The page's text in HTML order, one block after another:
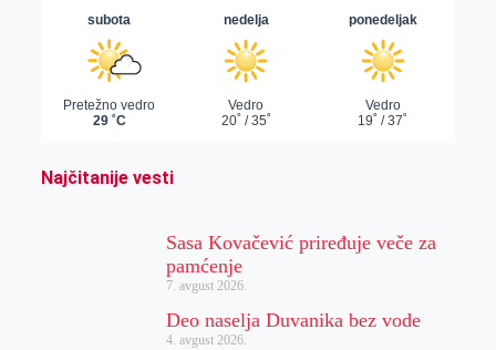
Najčitanije vesti
Sasa Kovačević priređuje veče za
pamćenje
7. avgust 2026.
Deo naselja Duvanika bez vode
4. avgust 2026.